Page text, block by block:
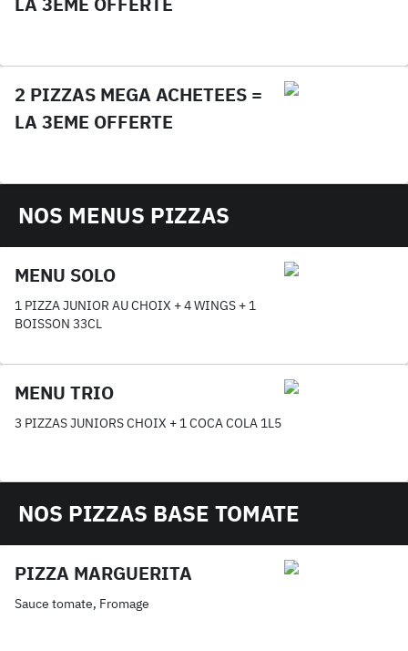
2 PIZZAS MEGA ACHETEES =
LA 3EME OFFERTE
NOS MENUS PIZZAS
MENU SOLO
1 PIZZA JUNIOR AU CHOIX + 4 WINGS + 1
BOISSON 33CL
MENU TRIO
3 PIZZAS JUNIORS CHOIX + 1 COCA COLA 1L5
NOS PIZZAS BASE TOMATE
PIZZA MARGUERITA
Sauce tomate, Fromage